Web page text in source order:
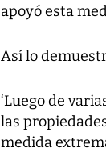
apoyó esta
Así lo
‘Luego de
las
medida